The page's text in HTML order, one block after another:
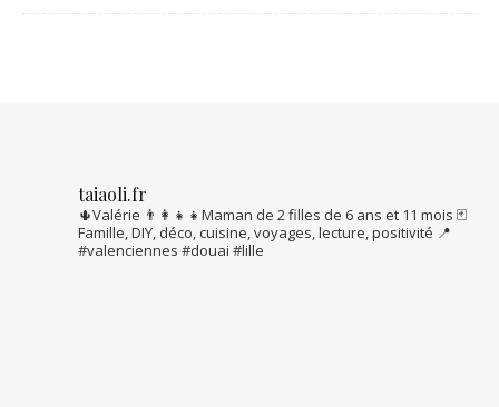
taiaoli.fr
🌵Valérie 👨‍👩‍👧‍👧Maman de 2 filles de 6 ans et 11 mois 🃏
Famille, DIY, déco, cuisine, voyages, lecture, positivité 📍
#valenciennes #douai #lille